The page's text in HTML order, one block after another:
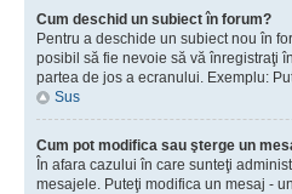
Cum deschid un subiect în forum?
Pentru a deschide un subiect nou în
posibil să fie nevoie să vă înregistraţi
partea de jos a ecranului. Exemplu:
Sus
Cum pot modifica sau şterge un
În afara cazului în care sunteţi
mesajele. Puteţi modifica un mesaj -